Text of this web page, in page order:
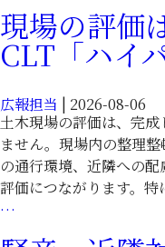
木
現
場
土
木
CLT「ハ
イ
パ
な
木
材
板
で
土
木
現
現場の評価
CLT「ハイ
広報担当 | 2026-08-06
土木現場の評価は、完
ません。現場内の整理
の通行環境、近隣への
評価につながります。
…